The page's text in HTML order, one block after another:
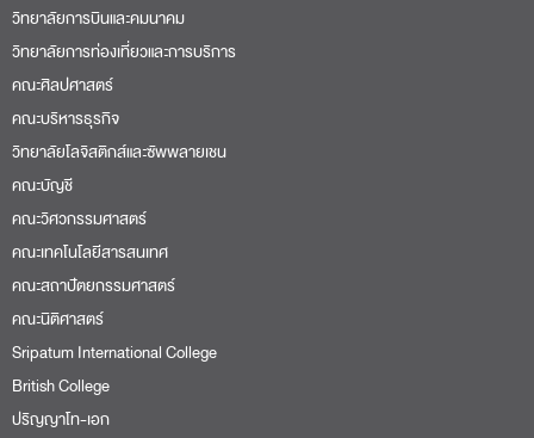
วิทยาลัยการบินและคมนาคม
วิทยาลัยการท่องเที่ยวและการบริการ
คณะศิลปศาสตร์
คณะบริหารธุรกิจ
วิทยาลัยโลจิสติกส์และซัพพลายเชน
คณะบัญชี
คณะวิศวกรรมศาสตร์
คณะเทคโนโลยีสารสนเทศ
คณะสถาปัตยกรรมศาสตร์
คณะนิติศาสตร์
Sripatum International College
British College
ปริญญาโท-เอก